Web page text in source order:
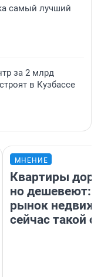
самый лучший
за 2 млрд
в Кузбассе
МНЕНИЕ
Квартиры
но дешевеют:
рынок
сейчас такой